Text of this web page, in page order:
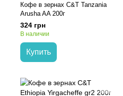
Кофе в зернах C&T Tanzania
Arusha AA 200г
324 грн
В наличии
Купить